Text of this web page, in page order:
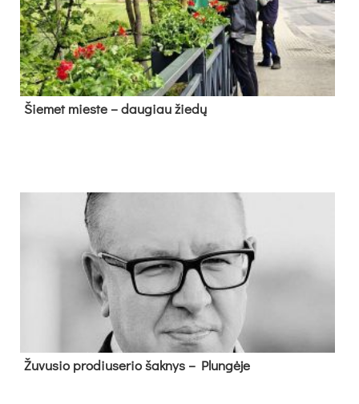
Šie­met mies­te – dau­giau žie­dų
Žu­vu­sio pro­diu­se­rio šak­nys – Plun­gė­je